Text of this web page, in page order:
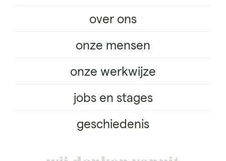
over ons
onze mensen
onze werkwijze
jobs en stages
geschiedenis